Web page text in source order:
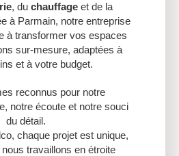
, du chauffageet de la
à Parmain, notre entreprise
à transformer vos espaces
sur-mesure, adaptées à
et à votre budget.
reconnus pour notre
notre écoute et notre souci
du détail.
chaque projet est unique,
nous travaillons en étroite